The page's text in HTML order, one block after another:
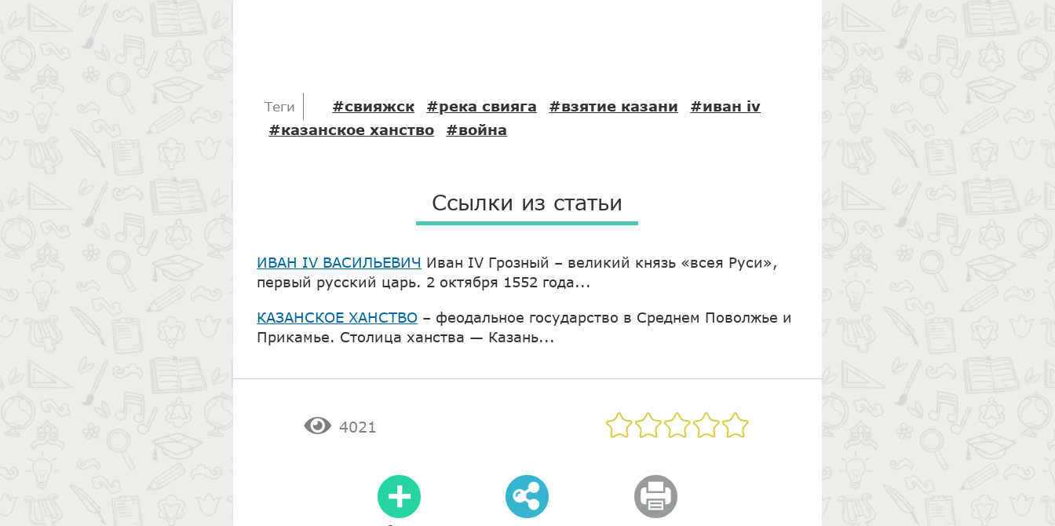
Теги #свияжск #река свияга #взятие казани
#иван iv
#казанское ханство
#война
Ссылки из статьи
ИВАН IV ВАСИЛЬЕВИЧ Иван IV Грозный – великий князь «всея Руси»,
первый русский царь. 2 октября 1552 года...
КАЗАНСКОЕ ХАНСТВО – феодальное государство в Среднем Поволжье и
Прикамье. Столица ханства — Казань...
4021